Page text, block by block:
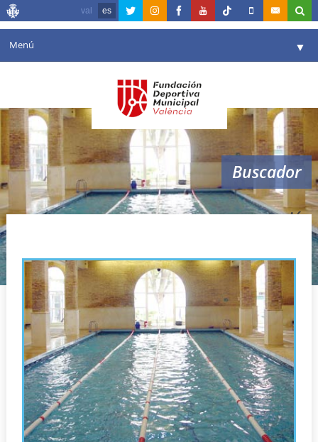
val es
Menú ▼
Agenda
Instalaciones ▼
Comunicación ▼
Valencia en deporte ▼
Reservas
Buscador
natación